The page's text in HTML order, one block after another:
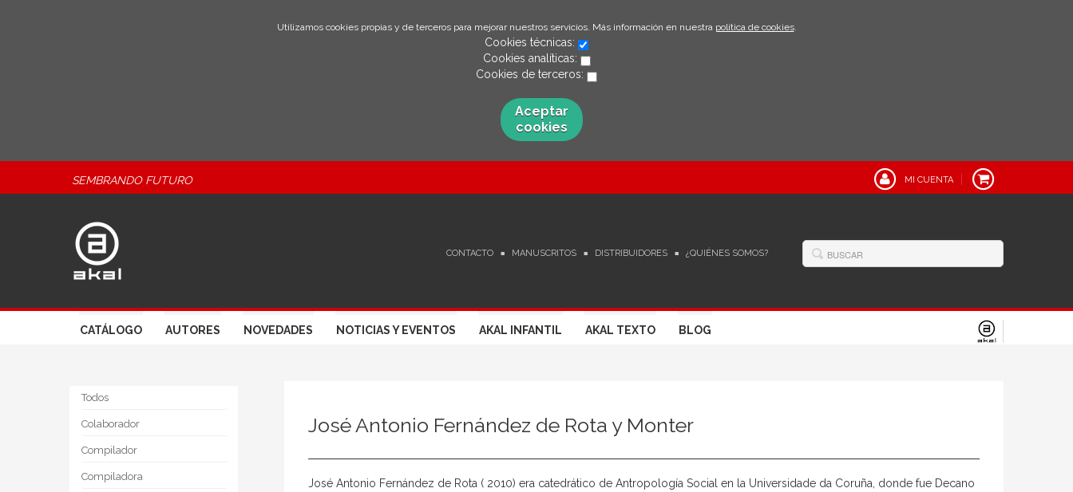
Utilizamos cookies propias y de terceros para mejorar nuestros servicios. Más información en nuestra política de cookies.
Cookies técnicas:
Cookies analíticas:
Cookies de terceros:
Aceptar
cookies
SEMBRANDO FUTURO MI CUENTA
CONTACTO MANUSCRITOS DISTRIBUIDORES ¿QUIÉNES SOMOS?
CATÁLOGO AUTORES NOVEDADES NOTICIAS Y EVENTOS AKAL INFANTIL AKAL TEXTO BLOG
Todos
Colaborador
Compilador
Compiladora
José Antonio Fernández de Rota y Monter
José Antonio Fernández de Rota ( 2010) era catedrático de Antropología Social en la Universidade da Coruña, donde fue Decano